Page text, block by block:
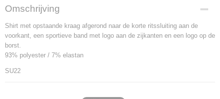
Productcode
1397-9736
Bruto gewicht
1,00 Kg
Omschrijving
Shirt met opstaande kraag afgerond naar de korte ritssluiting aan de
voorkant, een sportieve band met logo aan de zijkanten en een logo op de
borst.
93% polyester / 7% elastan
SU22